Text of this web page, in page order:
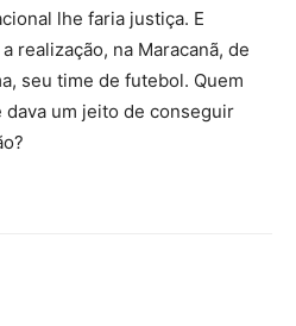
lhe faria justiça. E
realização, na Maracanã, de
seu time de futebol. Quem
dava um jeito de conseguir